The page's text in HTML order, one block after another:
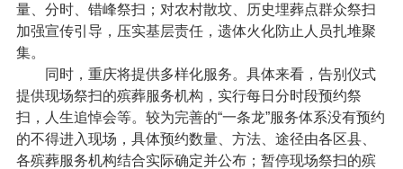
量、分时、错峰祭扫；对农村散坟、历史埋葬点群众祭扫
加强宣传引导，压实基层责任，遗体火化防止人员扎堆聚
集。
同时，重庆将提供多样化服务。具体来看，告别仪式
提供现场祭扫的殡葬服务机构，实行每日分时段预约祭
扫，人生追悼会等。较为完善的“一条龙”服务体系没有预约
的不得进入现场，具体预约数量、方法、途径由各区县、
各殡葬服务机构结合实际确定并公布；暂停现场祭扫的殡